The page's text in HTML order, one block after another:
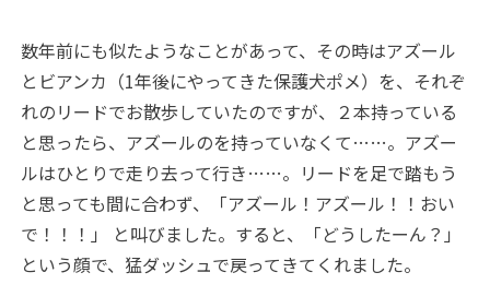
数年前にも似たようなことがあって、その時はアズール
とビアンカ（1年後にやってきた保護犬ポメ）を、それぞ
れのリードでお散歩していたのですが、２本持っている
と思ったら、アズールのを持っていなくて……。アズー
ルはひとりで走り去って行き……。リードを足で踏もう
と思っても間に合わず、「アズール！アズール！！おい
で！！！」 と叫びました。すると、「どうしたーん？」
という顔で、猛ダッシュで戻ってきてくれました。